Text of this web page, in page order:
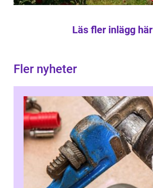
Läs fler inlägg här
Fler nyheter